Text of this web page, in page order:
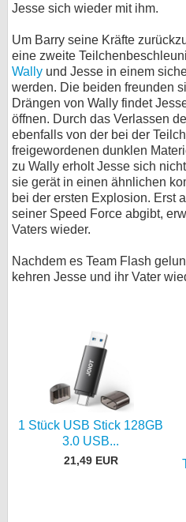
Jesse sich wieder mit ihm.
Um Barry seine Kräfte
eine zweite
Wally und Jesse in einem
werden. Die beiden freunden
Drängen von Wally findet
öffnen. Durch das Verlassen
ebenfalls von der bei der
freigewordenen dunklen
zu Wally erholt Jesse sich
sie gerät in einen ähnlichen
bei der ersten Explosion. Erst
seiner Speed Force abgibt,
Vaters wieder.
Nachdem es Team Flash
kehren Jesse und ihr Vater
1 Stück USB Stick 128GB
3.0 USB...
21,49 EUR